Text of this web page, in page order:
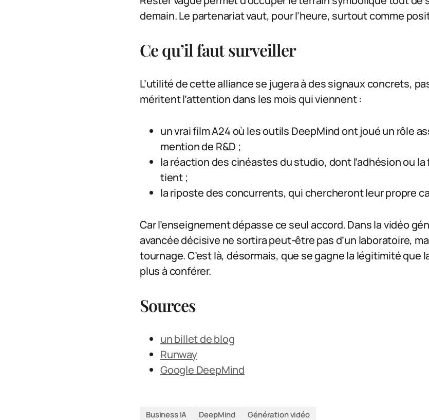
demain. Le partenariat vaut, pour l’heure, surtout comme
Ce qu’il faut surveiller
L’utilité de cette alliance se jugera à des signaux concrets,
méritent l’attention dans les mois qui viennent :
un vrai film A24 où les outils DeepMind ont joué un rôle
mention de R&D ;
la réaction des cinéastes du studio, dont l’adhésion ou
tient ;
la riposte des concurrents, qui chercheront leur propre
Car l’enseignement dépasse ce seul accord. Dans la vidéo
avancée décisive ne sortira peut-être pas d’un laboratoire,
tournage. C’est là, désormais, que se gagne la légitimité
plus à conférer.
Sources
un billet de blog
Runway
Google DeepMind
Business IA DeepMind Génération vidéo